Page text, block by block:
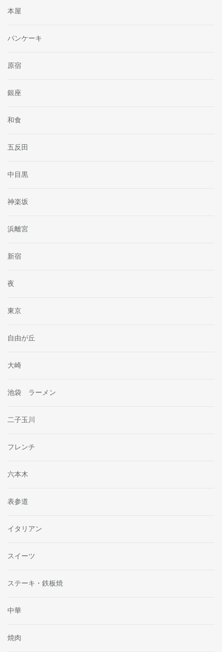
本屋
パンケーキ
原宿
銀座
和食
五反田
中目黒
神楽坂
浜離宮
新宿
夜
東京
自由が丘
大崎
池袋 ラーメン
二子玉川
フレンチ
六本木
表参道
イタリアン
スイーツ
ステーキ・鉄板焼
中華
焼肉